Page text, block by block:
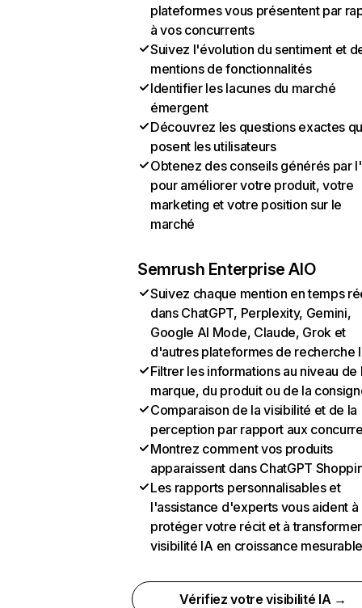
plateformes vous présentent par
à vos concurrents
Suivez l'évolution du sentiment et
mentions de fonctionnalités
Identifier les lacunes du marché
émergent
Découvrez les questions exactes
posent les utilisateurs
Obtenez des conseils générés par
pour améliorer votre produit, votre
marketing et votre position sur le
marché
Semrush Enterprise AIO
Suivez chaque mention en temps
dans ChatGPT, Perplexity, Gemini,
Google AI Mode, Claude, Grok et
d'autres plateformes de recherche
Filtrer les informations au niveau de
marque, du produit ou de la
Comparaison de la visibilité et de la
perception par rapport aux
Montrez comment vos produits
apparaissent dans ChatGPT
Les rapports personnalisables et
l'assistance d'experts vous aident à
protéger votre récit et à
visibilité IA en croissance
Vérifiez votre visibilité IA →